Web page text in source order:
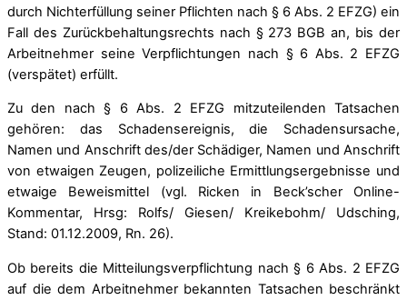
durch Nichterfüllung seiner Pflichten nach § 6 Abs. 2 EFZG) ein
Fall des Zurückbehaltungsrechts nach § 273 BGB an, bis der
Arbeitnehmer seine Verpflichtungen nach § 6 Abs. 2 EFZG
(verspätet) erfüllt.
Zu den nach § 6 Abs. 2 EFZG mitzuteilenden Tatsachen
gehören: das Schadensereignis, die Schadensursache,
Namen und Anschrift des/der Schädiger, Namen und Anschrift
von etwaigen Zeugen, polizeiliche Ermittlungsergebnisse und
etwaige Beweismittel (vgl. Ricken in Beck’scher Online-
Kommentar, Hrsg: Rolfs/ Giesen/ Kreikebohm/ Udsching,
Stand: 01.12.2009, Rn. 26).
Ob bereits die Mitteilungsverpflichtung nach § 6 Abs. 2 EFZG
auf die dem Arbeitnehmer bekannten Tatsachen beschränkt